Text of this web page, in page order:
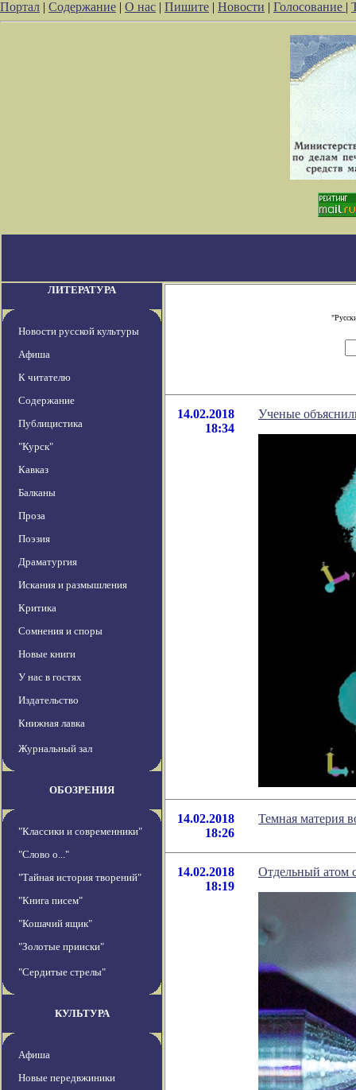
Портал | Содержание | О нас | Пишите | Новости | Голосование |
ЛИТЕРАТУРА
Новости русской культуры
Афиша
К читателю
Содержание
Публицистика
"Курск"
Кавказ
Балканы
Проза
Поэзия
Драматургия
Искания и размышления
Критика
Сомнения и споры
Новые книги
У нас в гостях
Издательство
Книжная лавка
Журнальный зал
ОБОЗРЕНИЯ
"Классики и современники"
"Слово о..."
"Тайная история творений"
"Книга писем"
"Кошачий ящик"
"Золотые прииски"
"Сердитые стрелы"
КУЛЬТУРА
Афиша
Новые передвжиники
14.02.2018
18:34
Ученые
14.02.2018
18:26
Темная материя
14.02.2018
18:19
Отдельный атом